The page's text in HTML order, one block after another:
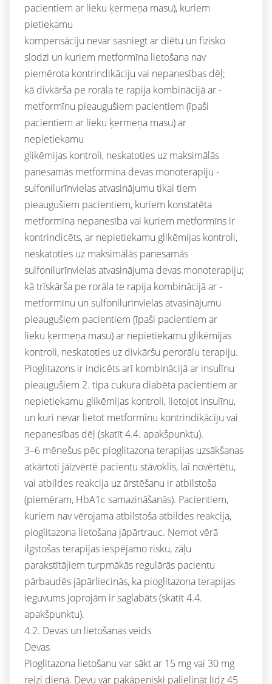
pacientiem ar lieku ķermeņa masu), kuriem
pietiekamu
kompensāciju nevar sasniegt ar diētu un fizisko
slodzi un kuriem metformīna lietošana nav
piemērota kontrindikāciju vai nepanesības dēļ;
kā divkārša pe rorāla te rapija kombinācijā ar -
metformīnu pieaugušiem pacientiem (īpaši
pacientiem ar lieku ķermeņa masu) ar
nepietiekamu
glikēmijas kontroli, neskatoties uz maksimālās
panesamās metformīna devas monoterapiju -
sulfonilurīnvielas atvasinājumu tikai tiem
pieaugušiem pacientiem, kuriem konstatēta
metformīna nepanesība vai kuriem metformīns ir
kontrindicēts, ar nepietiekamu glikēmijas kontroli,
neskatoties uz maksimālās panesamās
sulfonilurīnvielas atvasinājuma devas monoterapiju;
kā trīskārša pe rorāla te rapija kombinācijā ar -
metformīnu un sulfonilurīnvielas atvasinājumu
pieaugušiem pacientiem (īpaši pacientiem ar
lieku ķermeņa masu) ar nepietiekamu glikēmijas
kontroli, neskatoties uz divkāršu perorālu terapiju.
Pioglitazons ir indicēts arī kombinācijā ar insulīnu
pieaugušiem 2. tipa cukura diabēta pacientiem ar
nepietiekamu glikēmijas kontroli, lietojot insulīnu,
un kuri nevar lietot metformīnu kontrindikāciju vai
nepanesības dēļ (skatīt 4.4. apakšpunktu).
3–6 mēnešus pēc pioglitazona terapijas uzsākšanas
atkārtoti jāizvērtē pacientu stāvoklis, lai novērtētu,
vai atbildes reakcija uz ārstēšanu ir atbilstoša
(piemēram, HbA1c samazināšanās). Pacientiem,
kuriem nav vērojama atbilstoša atbildes reakcija,
pioglitazona lietošana jāpārtrauc. Ņemot vērā
ilgstošas terapijas iespējamo risku, zāļu
parakstītājiem turpmākās regulārās pacientu
pārbaudēs jāpārliecinās, ka pioglitazona terapijas
ieguvums joprojām ir saglabāts (skatīt 4.4.
apakšpunktu).
4.2. Devas un lietošanas veids
Devas
Pioglitazona lietošanu var sākt ar 15 mg vai 30 mg
reizi dienā. Devu var pakāpeniski palielināt līdz 45